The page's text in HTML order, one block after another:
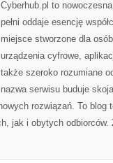
Cyberhub.pl to
pełni oddaje esencję
miejsce stworzone dla
urządzenia cyfrowe,
także szeroko rozumiane
nazwa serwisu buduje
rozwiązań. To blog
jak i obytych odbiorców.